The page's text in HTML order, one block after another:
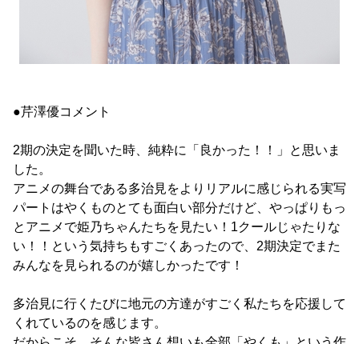
●芹澤優コメント
2期の決定を聞いた時、純粋に「良かった！！」と思いま
した。
アニメの舞台である多治見をよりリアルに感じられる実写
パートはやくものとても面白い部分だけど、やっぱりもっ
とアニメで姫乃ちゃんたちを見たい！1クールじゃたりな
い！！という気持ちもすごくあったので、2期決定でまた
みんなを見られるのが嬉しかったです！
多治見に行くたびに地元の方達がすごく私たちを応援して
くれているのを感じます。